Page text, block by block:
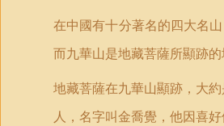
在中國有十分著名的四大名
而九華山是地藏菩薩所顯跡的
地藏菩薩在九華山顯跡，大
人，名字叫金喬覺，他因喜